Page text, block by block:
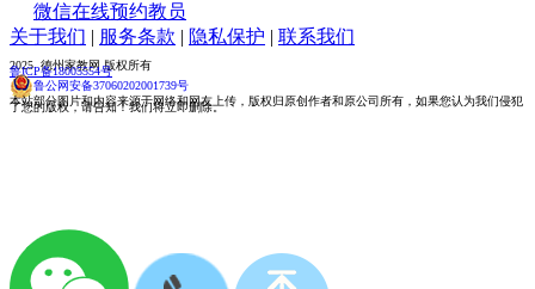
微信在线预约教员
关于我们 | 服务条款 | 隐私保护 | 联系我们
2025 德州家教网 版权所有
鲁ICP备18005554号
鲁公网安备37060202001739号
本站部分图片和内容来源于网络和网友上传，版权归原创作者和原公司所有，如果您认为我们侵犯
了您的版权，请告知！我们将立即删除。